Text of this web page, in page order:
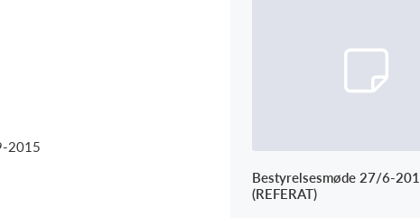
2015
Bestyrelsesmøde 27/6-
(REFERAT)